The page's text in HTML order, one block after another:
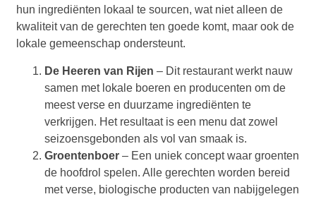
hun ingrediënten lokaal te sourcen, wat niet alleen de
kwaliteit van de gerechten ten goede komt, maar ook de
lokale gemeenschap ondersteunt.
De Heeren van Rijen – Dit restaurant werkt nauw
samen met lokale boeren en producenten om de
meest verse en duurzame ingrediënten te
verkrijgen. Het resultaat is een menu dat zowel
seizoensgebonden als vol van smaak is.
Groentenboer – Een uniek concept waar groenten
de hoofdrol spelen. Alle gerechten worden bereid
met verse, biologische producten van nabijgelegen